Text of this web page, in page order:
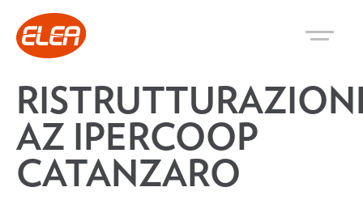
AZ IPERCOOP
CATANZARO